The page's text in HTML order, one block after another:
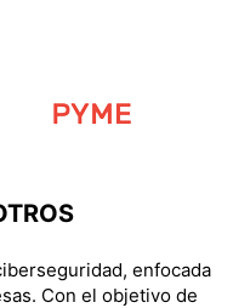
enfocada
Con el objetivo de